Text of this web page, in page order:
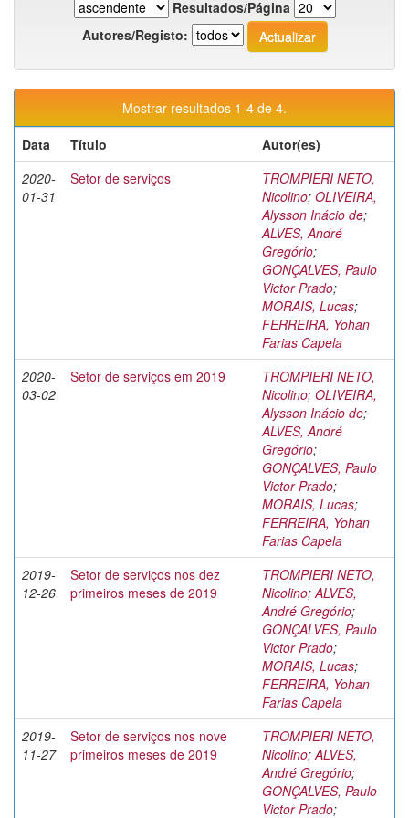
Resultados/Página
Autores/Registo:
Mostrar resultados 1-4 de 4.
Data
Título
Autor(es)
2020-
01-31
Setor de serviços
TROMPIERI NETO,
Nicolino; OLIVEIRA,
Alysson Inácio de;
ALVES, André
Gregório;
GONÇALVES, Paulo
Victor Prado;
MORAIS, Lucas;
FERREIRA, Yohan
Farias Capela
2020-
03-02
Setor de serviços em 2019
TROMPIERI NETO,
Nicolino; OLIVEIRA,
Alysson Inácio de;
ALVES, André
Gregório;
GONÇALVES, Paulo
Victor Prado;
MORAIS, Lucas;
FERREIRA, Yohan
Farias Capela
2019-
12-26
Setor de serviços nos dez
primeiros meses de 2019
TROMPIERI NETO,
Nicolino;ALVES,
André Gregório;
GONÇALVES, Paulo
Victor Prado;
MORAIS, Lucas;
FERREIRA, Yohan
Farias Capela
2019-
11-27
Setor de serviços nos nove
primeiros meses de 2019
TROMPIERI NETO,
Nicolino;ALVES,
André Gregório;
GONÇALVES, Paulo
Victor Prado;